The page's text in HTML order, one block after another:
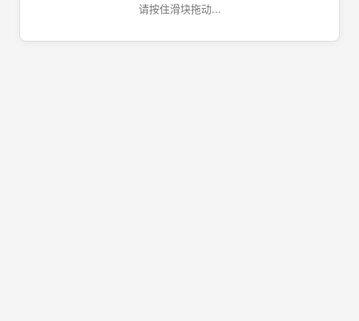
请按住滑块拖动...